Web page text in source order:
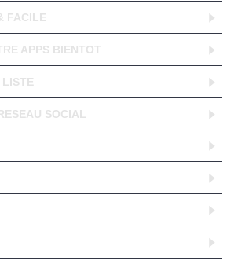
FACILE
APPS BIENTOT
LISTE
SOCIAL